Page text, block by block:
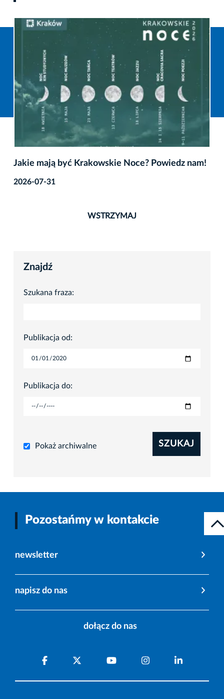
Jakie mają być Krakowskie Noce? Powiedz nam!
2026-07-31
WSTRZYMAJ
Znajdź
Szukana fraza:
Publikacja od:
Publikacja do:
Pokaż archiwalne SZUKAJ
Pozostańmy w kontakcie
newsletter
napisz do nas
dołącz do nas